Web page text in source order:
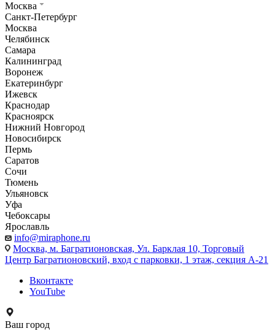
Москва
Санкт-Петербург
Москва
Челябинск
Самара
Калининград
Воронеж
Екатеринбург
Ижевск
Краснодар
Красноярск
Нижний Новгород
Новосибирск
Пермь
Саратов
Сочи
Тюмень
Ульяновск
Уфа
Чебоксары
Ярославль
info@miraphone.ru
Москва, м. Багратионовская, Ул. Барклая 10, Торговый
Центр Багратионовский, вход с парковки, 1 этаж, секция А-21
Вконтакте
YouTube
Ваш город